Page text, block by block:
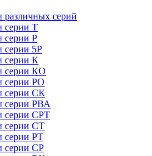
различных серий
серии Т
серии Р
серии 5Р
серии К
серии КО
серии РО
серии СК
серии РВА
серии СРТ
серии СТ
серии РТ
серии СР